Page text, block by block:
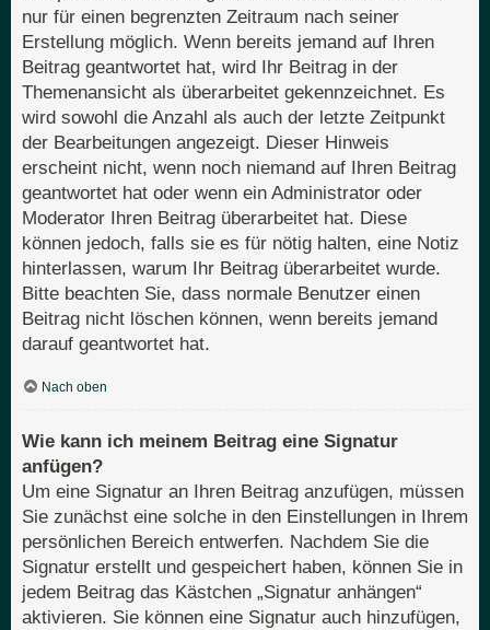
nur für einen begrenzten Zeitraum nach seiner
Erstellung möglich. Wenn bereits jemand auf Ihren
Beitrag geantwortet hat, wird Ihr Beitrag in der
Themenansicht als überarbeitet gekennzeichnet. Es
wird sowohl die Anzahl als auch der letzte Zeitpunkt
der Bearbeitungen angezeigt. Dieser Hinweis
erscheint nicht, wenn noch niemand auf Ihren Beitrag
geantwortet hat oder wenn ein Administrator oder
Moderator Ihren Beitrag überarbeitet hat. Diese
können jedoch, falls sie es für nötig halten, eine Notiz
hinterlassen, warum Ihr Beitrag überarbeitet wurde.
Bitte beachten Sie, dass normale Benutzer einen
Beitrag nicht löschen können, wenn bereits jemand
darauf geantwortet hat.
Nach oben
Wie kann ich meinem Beitrag eine Signatur
anfügen?
Um eine Signatur an Ihren Beitrag anzufügen, müssen
Sie zunächst eine solche in den Einstellungen in Ihrem
persönlichen Bereich entwerfen. Nachdem Sie die
Signatur erstellt und gespeichert haben, können Sie in
jedem Beitrag das Kästchen „Signatur anhängen“
aktivieren. Sie können eine Signatur auch hinzufügen,